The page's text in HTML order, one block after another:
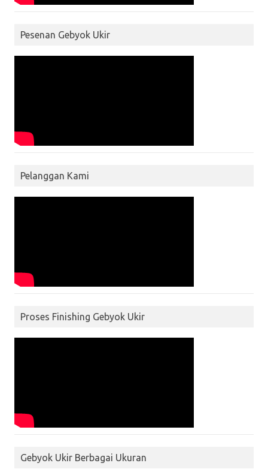
Pesenan Gebyok Ukir
Pelanggan Kami
Proses Finishing Gebyok Ukir
Gebyok Ukir Berbagai Ukuran